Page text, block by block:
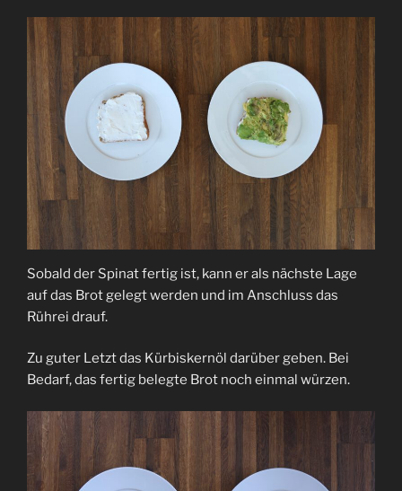
Sobald der Spinat fertig ist, kann er als nächste Lage
auf das Brot gelegt werden und im Anschluss das
Rührei drauf.
Zu guter Letzt das Kürbiskernöl darüber geben. Bei
Bedarf, das fertig belegte Brot noch einmal würzen.